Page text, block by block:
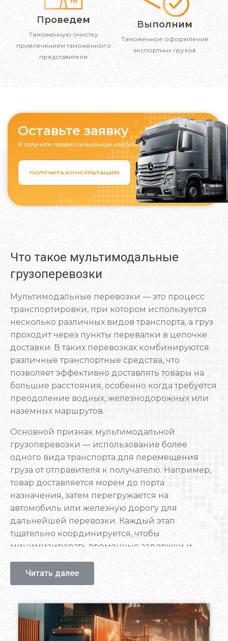
Проведем
Таможенную очистку
привлечением таможенного
представителя
Выполним
Таможенное оформление
экспортных грузов
Оставьте заявку
И получите профессиональную консультацию
ПОЛУЧИТЬ КОНСУЛЬТАЦИЮ
Что такое мультимодальные
грузоперевозки
Мультимодальные перевозки — это процесс
транспортировки, при котором используется
несколько различных видов транспорта, а груз
проходит через пункты перевалки в цепочке
доставки. В таких перевозках комбинируются
различные транспортные средства, что
позволяет эффективно доставлять товары на
большие расстояния, особенно когда требуется
преодоление водных, железнодорожных или
наземных маршрутов.
Основной признак мультимодальной
грузоперевозки — использование более
одного вида транспорта для перемещения
груза от отправителя к получателю. Например,
товар доставляется морем до порта
назначения, затем перегружается на
автомобиль или железную дорогу для
дальнейшей перевозки. Каждый этап
тщательно координируется, чтобы
минимизировать временные задержки и
логистической цепочки.
применяются для оптимизации затрат и
времени доставки, особенно когда прямые
маршруты ограничены. Также предоставляют
Читать далее